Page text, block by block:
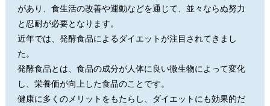
があり、食生活の改善や運動などを通じて、並々ならぬ努力
と忍耐が必要となります。
近年では、発酵食品によるダイエットが注目されてきまし
た。
発酵食品とは、食品の成分が人体に良い微生物によって変化
し、栄養価が向上した食品のことです。
健康に多くのメリットをもたらし、ダイエットにも効果的だ